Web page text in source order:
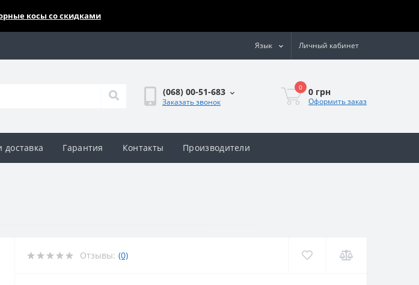
косы со скидками
Язык Личный кабинет
(068) 00-51-683
Заказать звонок
0 0 грн
Оформить заказ
доставка Гарантия Контакты Производители
Отзывы: (0)